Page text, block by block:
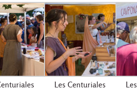
Les Centuriales